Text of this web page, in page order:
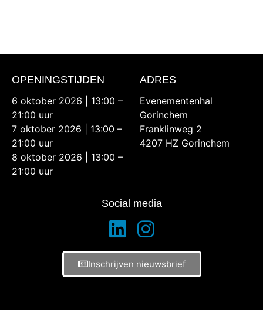
OPENINGSTIJDEN
6 oktober 2026 | 13:00 –
21:00 uur
7 oktober 2026 | 13:00 –
21:00 uur
8 oktober 2026 | 13:00 –
21:00 uur
ADRES
Evenementenhal
Gorinchem
Franklinweg 2
4207 HZ Gorinchem
Social media
Inschrijven nieuwsbrief